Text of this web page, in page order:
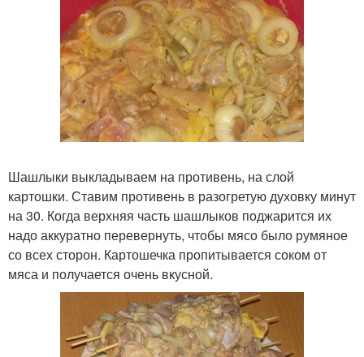
Шашлыки выкладываем на противень, на слой
картошки. Ставим противень в разогретую духовку минут
на 30. Когда верхняя часть шашлыков поджарится их
надо аккуратно перевернуть, чтобы мясо было румяное
со всех сторон. Картошечка пропитывается соком от
мяса и получается очень вкусной.